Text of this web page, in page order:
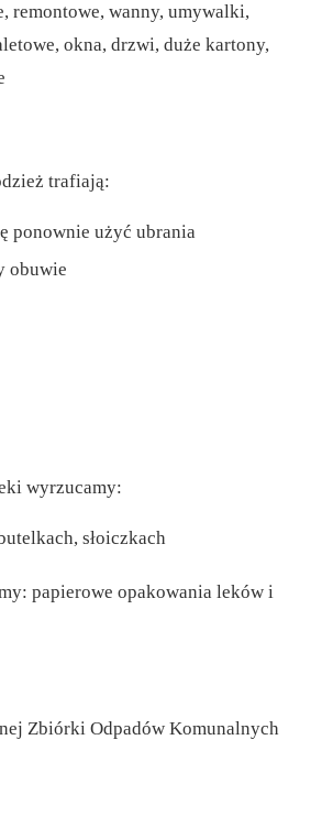
remontowe, wanny, umywalki,
okna, drzwi, duże kartony,
trafiają:
ponownie użyć ubrania
obuwie
wyrzucamy:
słoiczkach
papierowe opakowania leków i
Zbiórki Odpadów Komunalnych